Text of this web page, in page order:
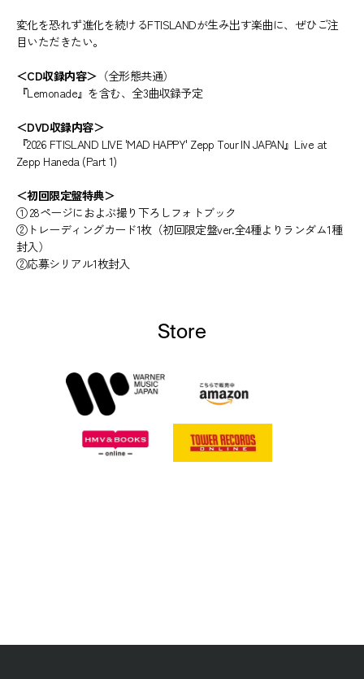
変化を恐れず進化を続けるFTISLANDが生み出す楽曲に、ぜひご注
目いただきたい。
＜CD収録内容＞ （全形態共通）
『Lemonade』を含む、全3曲収録予定
＜DVD収録内容＞
『2026 FTISLAND LIVE 'MAD HAPPY' Zepp Tour IN JAPAN』Live at
Zepp Haneda (Part 1)
＜初回限定盤特典＞
① 28ページにおよぶ撮り下ろしフォトブック
②トレーディングカード1枚（初回限定盤ver.全4種よりランダム1種
封入）
②応募シリアル1枚封入
Store